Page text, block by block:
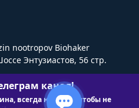
nootropov Biohaker
Энтузиастов, 56 стр.
канал!
всегда на связи чтобы не